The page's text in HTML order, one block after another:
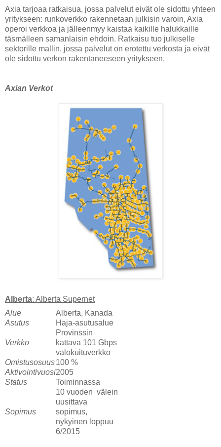
Axia tarjoaa ratkaisua, jossa palvelut eivät ole sidottu yhteen
yritykseen: runkoverkko rakennetaan julkisin varoin, Axia
operoi verkkoa ja jälleenmyy kaistaa kaikille halukkaille
täsmälleen samanlaisin ehdoin. Ratkaisu tuo julkiselle
sektorille mallin, jossa palvelut on erotettu verkosta ja eivät
ole sidottu verkon rakentaneeseen yritykseen.
Axian Verkot
Alberta: Alberta Supernet
Alue
Alberta, Kanada
Asutus
Haja-asutusalue
Verkko
Provinssin
kattava 101 Gbps
valokuituverkko
Omistusosuus100 %
Aktivointivuosi2005
Status Toiminnassa
Sopimus
10 vuoden välein
uusittava
sopimus,
nykyinen loppuu
6/2015